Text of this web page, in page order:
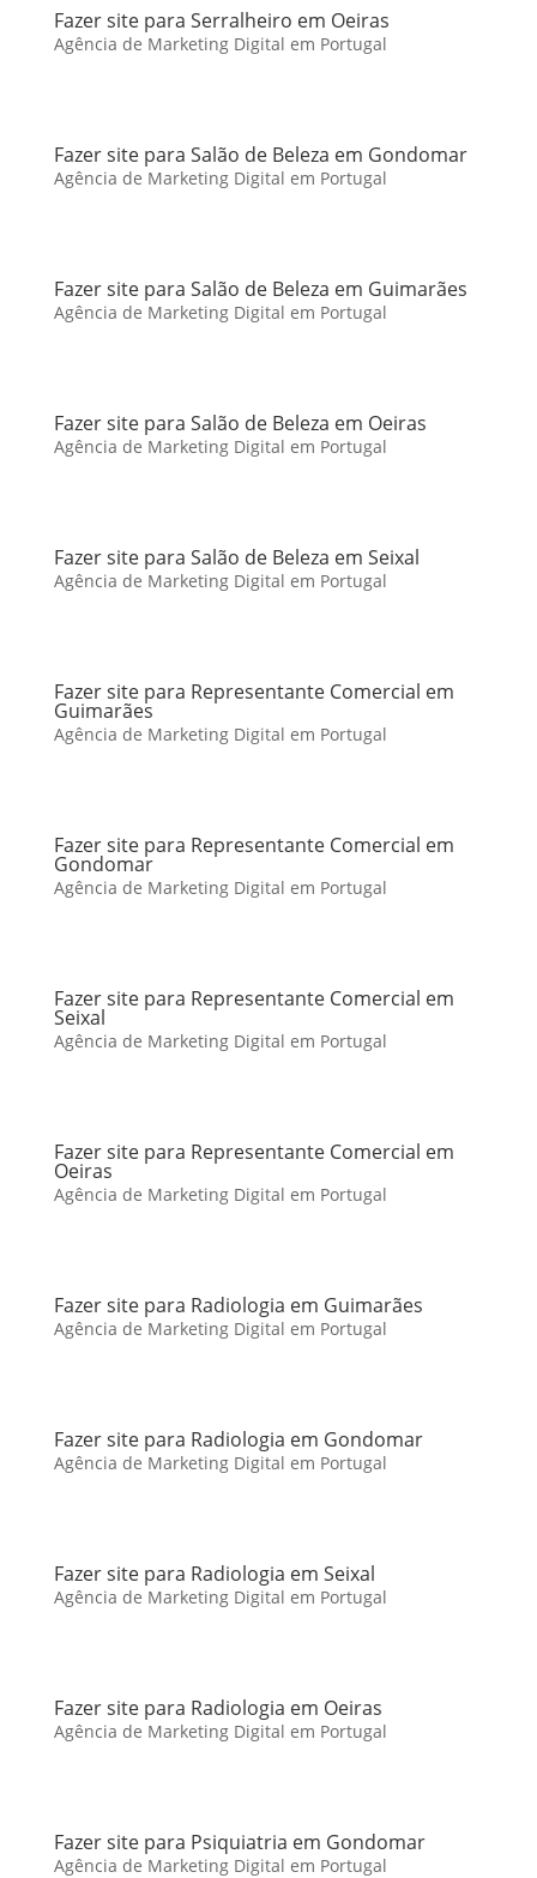
Fazer site para Serralheiro em Oeiras
Agência de Marketing Digital em Portugal
Fazer site para Salão de Beleza em Gondomar
Agência de Marketing Digital em Portugal
Fazer site para Salão de Beleza em Guimarães
Agência de Marketing Digital em Portugal
Fazer site para Salão de Beleza em Oeiras
Agência de Marketing Digital em Portugal
Fazer site para Salão de Beleza em Seixal
Agência de Marketing Digital em Portugal
Fazer site para Representante Comercial em
Guimarães
Agência de Marketing Digital em Portugal
Fazer site para Representante Comercial em
Gondomar
Agência de Marketing Digital em Portugal
Fazer site para Representante Comercial em
Seixal
Agência de Marketing Digital em Portugal
Fazer site para Representante Comercial em
Oeiras
Agência de Marketing Digital em Portugal
Fazer site para Radiologia em Guimarães
Agência de Marketing Digital em Portugal
Fazer site para Radiologia em Gondomar
Agência de Marketing Digital em Portugal
Fazer site para Radiologia em Seixal
Agência de Marketing Digital em Portugal
Fazer site para Radiologia em Oeiras
Agência de Marketing Digital em Portugal
Fazer site para Psiquiatria em Gondomar
Agência de Marketing Digital em Portugal